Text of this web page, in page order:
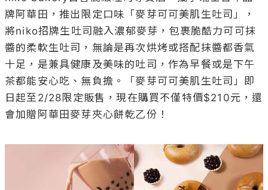
牌阿華田，推出限定口味「麥芽可可美肌生吐司」，
將niko招牌生吐司融入濃郁麥芽，包裹脆酷力可可抹
醬的柔軟生吐司，無論是再次烘烤或搭配抹醬都香氣
十足，是兼具健康及美味的吐司，作為早餐或是下午
茶都能安心吃、無負擔。「麥芽可可美肌生吐司」即
日起至2/28限定販售，現在購買不僅特價$210元，還
會加贈阿華田麥芽夾心餅乾乙份！